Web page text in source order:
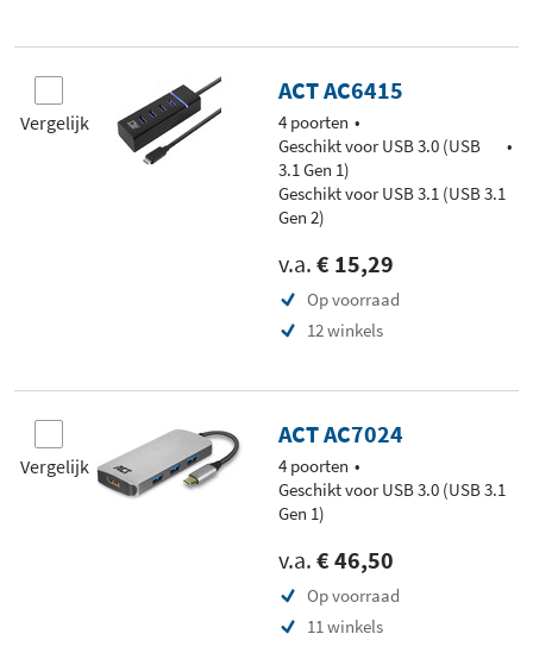
Vergelijk
ACT AC6415
4 poorten
Geschikt voor USB 3.0 (USB
3.1 Gen 1)
Geschikt voor USB 3.1 (USB 3.1
Gen 2)
v.a. € 15,29
Op voorraad
12 winkels
Vergelijk
ACT AC7024
4 poorten
Geschikt voor USB 3.0 (USB 3.1
Gen 1)
v.a. € 46,50
Op voorraad
11 winkels